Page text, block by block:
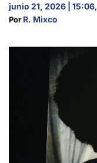
junio 21, 2026 | 15:06,
Por R. Mixco